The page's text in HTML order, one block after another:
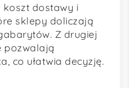
koszt dostawy i
sklepy doliczają
Z drugiej
pozwalają
co ułatwia decyzję.